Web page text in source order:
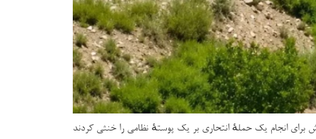
برای انجام یک حملهٔ انتحاری بر یک پوستهٔ نظامی را خنثی کردند